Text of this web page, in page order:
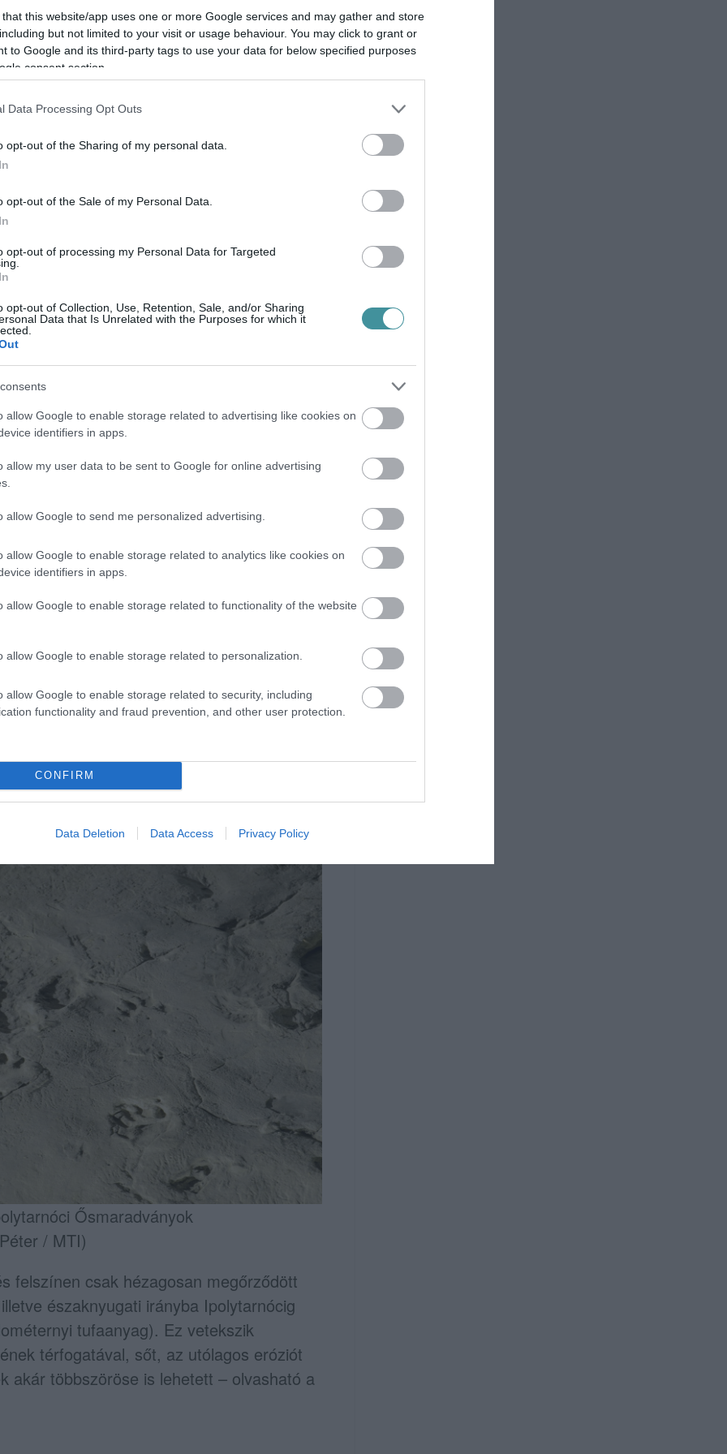
that this website/app uses one or more Google services and may gather and store
but not limited to your visit or usage behaviour. You may click to grant or
to Google and its third-party tags to use your data for below specified purposes
consent section.
Data Processing Opt Outs
opt-out of the Sharing of my personal data.
opt-out of the Sale of my Personal Data.
opt-out of processing my Personal Data for Targeted
opt-out of Collection, Use, Retention, Sale, and/or Sharing
Data that Is Unrelated with the Purposes for which it
allow Google to enable storage related to advertising like cookies on
identifiers in apps.
allow my user data to be sent to Google for online advertising
allow Google to send me personalized advertising.
allow Google to enable storage related to analytics like cookies on
identifiers in apps.
allow Google to enable storage related to functionality of the website
allow Google to enable storage related to personalization.
allow Google to enable storage related to security, including
functionality and fraud prevention, and other user protection.
CONFIRM
Data Deletion Data Access Privacy Policy
térképen (Kép forrása:
(például tó, rétegvíz) érintkezett, ami
kutatók már csak körülbelül 150 Celsius-
vízparti környezet vegetációjának, a
ez a nedves hamu takarta be
lezúduló piroklaszt-ár (a felszín
és szilárd törmelékekből álló ár)
tufa mindenütt tele van faszén-
Ősmaradványok
/ MTI)
felszínen csak hézagosan megőrződött
északnyugati irányba Ipolytarnócig
tufaanyag). Ez vetekszik
térfogatával, sőt, az utólagos eróziót
akár többszöröse is lehetett – olvasható a